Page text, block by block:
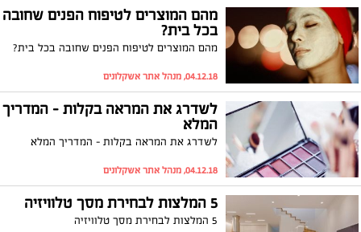
מהם המוצרים לטיפוח הפנים שחובה
בכל בית?
מהם המוצרים לטיפוח הפנים שחובה בכל בית?
04.12.18, מנהל אתר אשקלונים
לשדרג את המראה בקלות - המדריך
המלא
לשדרג את המראה בקלות - המדריך המלא
04.12.18, מנהל אתר אשקלונים
5 המלצות לבחירת מסך טלוויזיה
5 המלצות לבחירת מסך טלוויזיה